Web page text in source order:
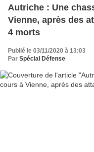
Autriche : Une
Vienne, après des
4 morts
Publié le 03/11/2020 à 13:03
Par Spécial Défense